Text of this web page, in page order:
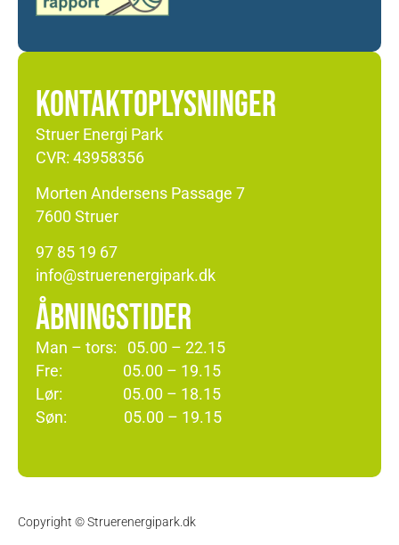
KONTAKTOPLYSNINGER
Struer Energi Park
CVR: 43958356
Morten Andersens Passage 7
7600 Struer
97 85 19 67
info@struerenergipark.dk
ÅBNINGSTIDER
Man – tors: 05.00 – 22.15
Fre: 05.00 – 19.15
Lør: 05.00 – 18.15
Søn: 05.00 – 19.15
Copyright © Struerenergipark.dk